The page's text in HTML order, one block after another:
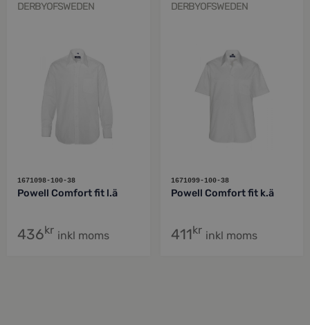
DERBYOFSWEDEN
1671098-100-38
Powell Comfort fit l.ä
436kr inkl moms
DERBYOFSWEDEN
1671099-100-38
Powell Comfort fit k.ä
411kr inkl moms